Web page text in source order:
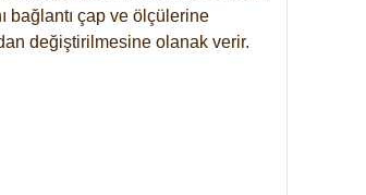
bağlantı çap ve ölçülerine
değiştirilmesine olanak verir.